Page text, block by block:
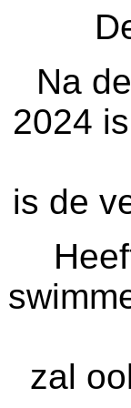
Na
2024
is de
zal